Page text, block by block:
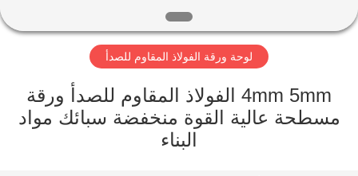
معلومات
عنا
جولة
في
لوحة ورقة الفولاذ المقاوم للصدأ
4mm 5mm الفولاذ المقاوم للصدأ ورقة
مسطحة عالية القوة منخفضة سبائك مواد
البناء